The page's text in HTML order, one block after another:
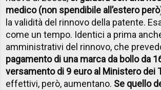
medico (non spendibile all’estero però
la validità del rinnovo della patente.
come un tempo. Identici a prima
amministrativi del rinnovo, che
pagamento di una marca da bollo da
versamento di 9 euro al Ministero dei
effettivi, però, aumentano. Se quello